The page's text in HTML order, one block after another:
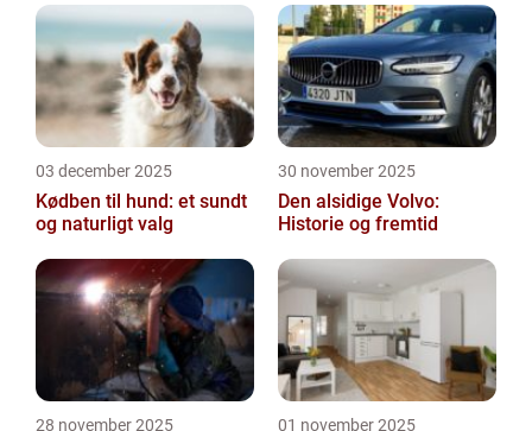
03 december 2025
Kødben til hund: et sundt
og naturligt valg
30 november 2025
Den alsidige Volvo:
Historie og fremtid
28 november 2025 01 november 2025